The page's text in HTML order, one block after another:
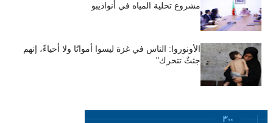
مشروع تحلية المياه في أنواذيبو
الأونوروا: الناس في غزة ليسوا أمواتًا ولا أحياءً، إنهم
جثثٌ تتحرك"